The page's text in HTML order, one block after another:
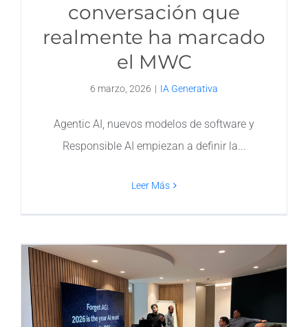
conversación que
realmente ha marcado
el MWC
6 marzo, 2026 | IA Generativa
Agentic AI, nuevos modelos de software y
Responsible AI empiezan a definir la
Leer Más